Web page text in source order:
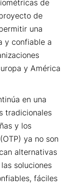
de
de
una
y confiable a
y América
en una
tradicionales
y los
ya no son
alternativas
soluciones
fáciles